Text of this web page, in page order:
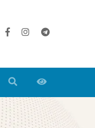
(+998 71) 202 35 49